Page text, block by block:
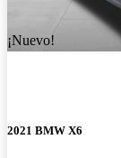
¡Nuevo!
2021 BMW X6